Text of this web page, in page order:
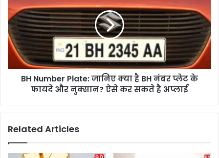
नि
ए
कै
सा
हो
C
में
N
u
m
b
e
P
जा
BH Number Plate: जानिए क्या है BH नंबर प्लेट के
फायदे और नुक्सान? ऐसे कर सकते है अप्लाई
Related Articles